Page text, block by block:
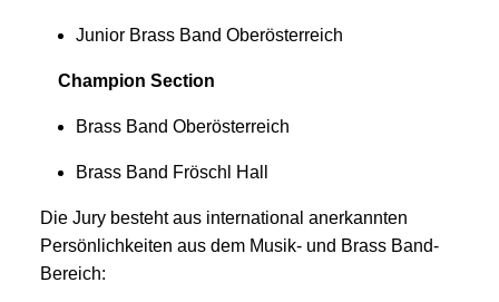
Junior Brass Band Oberösterreich
Champion Section
Brass Band Oberösterreich
Brass Band Fröschl Hall
Die Jury besteht aus international anerkannten
Persönlichkeiten aus dem Musik- und Brass Band-
Bereich: